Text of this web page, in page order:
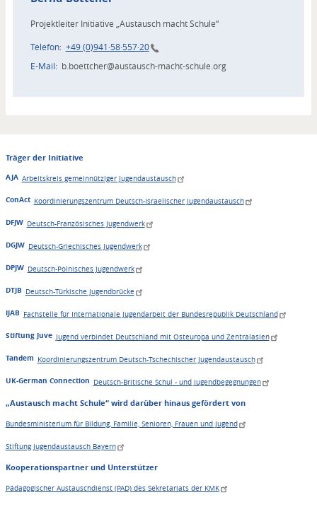
Projektleiter Initiative „Austausch macht Schule“
Telefon +49 (0)941·58·557·20
E-Mail
b.boettcher@austausch-macht-schule.org
Träger der Initiative
AJA Arbeitskreis gemeinnütziger Jugendaustausch
ConAct Koordinierungszentrum Deutsch-Israelischer Jugendaustausch
DFJW Deutsch-Französisches Jugendwerk
DGJW Deutsch-Griechisches Jugendwerk
DPJW Deutsch-Polnisches Jugendwerk
DTJB Deutsch-Türkische Jugendbrücke
IJAB Fachstelle für Internationale Jugendarbeit der Bundesrepublik Deutschland
Stiftung Juve Jugend verbindet Deutschland mit Osteuropa und Zentralasien
Tandem Koordinierungszentrum Deutsch-Tschechischer Jugendaustausch
UK-German Connection Deutsch-Britische Schul - und Jugendbegegnungen
„Austausch macht Schule“ wird darüber hinaus gefördert von
Bundesministerium für Bildung, Familie, Senioren, Frauen und Jugend
Stiftung Jugendaustausch Bayern
Kooperationspartner und Unterstützer
Pädagogischer Austauschdienst (PAD) des Sekretariats der KMK